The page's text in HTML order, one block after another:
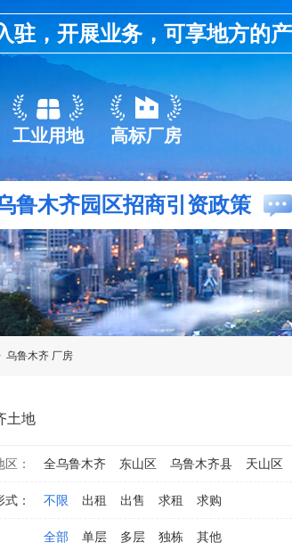
驻，开展业务，可享地方的
工业用地 高标厂房
鲁木齐园区招商引资政策
乌鲁木齐 厂房
土地
： 全乌鲁木齐 东山区 乌鲁木齐县 天山区
： 不限 出租 出售 求租 求购
全部 单层 多层 独栋 其他